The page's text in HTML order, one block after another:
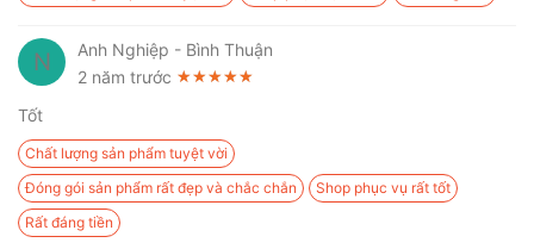
N
Anh Nghiệp - Bình Thuận
2 năm trước ★★★★★
★★★★★
★★★★★
Tốt
Chất lượng sản phẩm tuyệt vời
Đóng gói sản phẩm rất đẹp và chắc chắn
Shop phục vụ rất tốt
Rất đáng tiền